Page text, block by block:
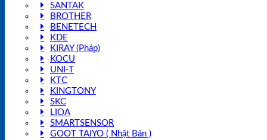
SANTAK
BROTHER
BENETECH
KDE
KIRAY (Pháp)
KOCU
UNI-T
KTC
KINGTONY
SKC
LIOA
SMARTSENSOR
GOOT TAIYO ( Nhật Bản )